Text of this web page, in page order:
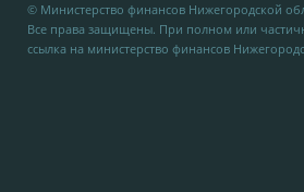
© Министерство финансов Нижегородской
Все права защищены. При полном или
ссылка на министерство финансов